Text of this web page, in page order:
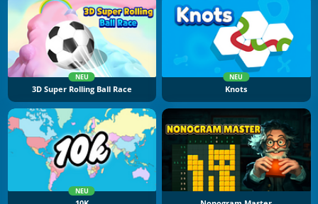
NEU
3D Super Rolling Ball Race
NEU
Knots
NEU